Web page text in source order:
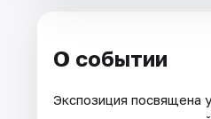
О событии
Экспозиция посвящена